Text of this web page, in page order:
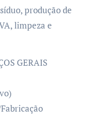
produção de
limpeza e
GERAIS